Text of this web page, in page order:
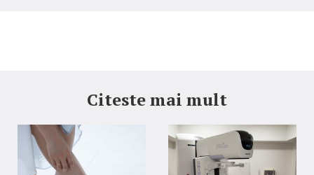
Citeste mai mult